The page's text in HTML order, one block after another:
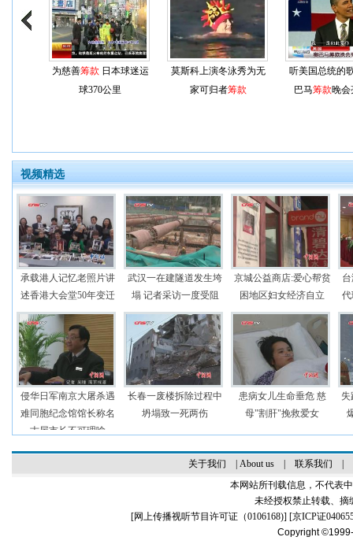
为慈善筹款 日本球迷运
球370公里
莫斯科上演冬泳秀为无
家可归者筹款
听美国总统的
巴马筹款晚会
视频精选
承载港人记忆老照片讲
述香港大会堂50年变迁
武汉一在建隧道发生垮
塌 记者采访一度受阻
京城公益商店:爱心帮贫
困地区妇女经济自立
代
侵华日军南京大屠杀遇
难同胞纪念馆馆长称名
古屋市长不可理喻
长春一废楼拆除过程中
坍塌致一死两伤
患病女儿生命垂危 慈
母"割肝"挽救爱女
失
关于我们 About us| 联系我们
本网站所刊载信息，不代表
未经授权禁止转载、摘
[网上传播视听节目许可证（0106168)] [京ICP证
Copyright